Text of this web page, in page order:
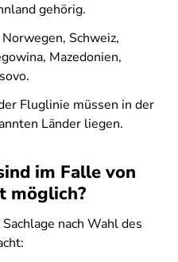
gehörig.
Schweiz,
Mazedonien,
Fluglinie müssen in der
Länder liegen.
im Falle von
möglich?
nach Wahl des